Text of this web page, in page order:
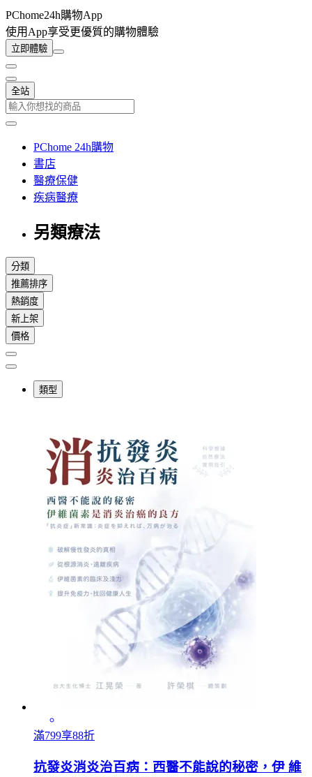
PChome24h購物App
使用App享受更優質的購物體驗
立即體驗
全站
PChome 24h購物
書店
醫療保健
疾病醫療
另類療法
分類
推薦排序
熱銷度
新上架
價格
類型
滿799享88折
抗發炎消炎治百病：西醫不能說的秘密，伊 維